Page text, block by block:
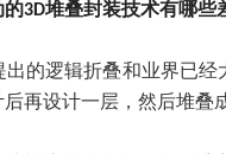
3D堆叠封装技术有哪
的逻辑折叠和业界已
再设计一层，然后堆叠